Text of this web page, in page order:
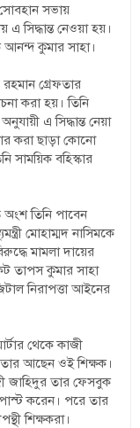
সভায়
এ সিদ্ধান্ত নেওয়া হয়।
আনন্দ কুমার সাহা।
রহমান গ্রেফতার
করা হয়। তিনি
এ সিদ্ধান্ত নেয়া
করা ছাড়া কোনো
সাময়িক বহিস্কার
তিনি পাবেন
মোহাম্মদ নাসিমকে
মামলা দায়ের
তাপস কুমার সাহা
নিরাপত্তা আইনের
থেকে কাজী
আছেন ওই শিক্ষক।
জাহিদুর তার ফেসবুক
পোস্ট করেন। পরে তার
শিক্ষকরা।